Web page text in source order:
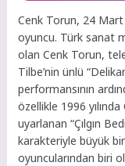
Cenk Torun, 24 Mart
oyuncu. Türk sanat
olan Cenk Torun,
Tilbe’nin ünlü
performansının
özellikle 1996
uyarlanan “Çılgın
karakteriyle büyük bir
oyuncularından biri